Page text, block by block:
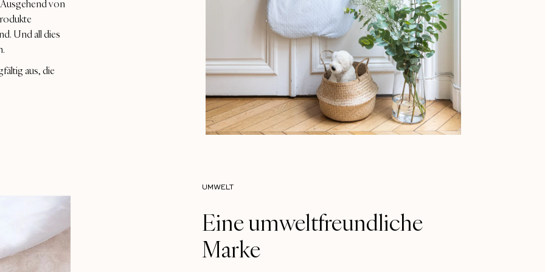
von
Und all dies
aus, die
UMWELT
Eine umweltfreundliche
Marke